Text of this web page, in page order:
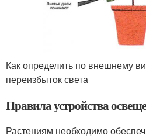
Как определить по внешнему
переизбыток света
Правила устройства
Растениям необходимо